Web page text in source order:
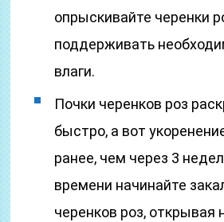
опрыскивайте черенки
поддерживать
влаги.
Почки черенков роз
быстро, а вот
ранее, чем через 3
времени начинайте
черенков роз, открывая